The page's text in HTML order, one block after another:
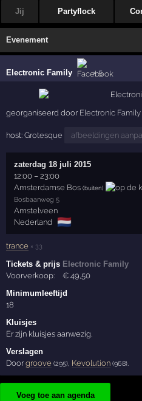
Jij Partyflock
Evenement
Electronic Family × 5
georganiseerd door Electronic Family
host:Grotesque afbeeldingen
zaterdag 18 juli 2015
12:00 –23:00
Amsterdamse Bos (buiten)
Bosbaanweg 5
Amstelveen
Nederland 🇳🇱
trance × 33
Tickets & prijs Electronic Family
Voorverkoop:
€49 ,50
Minimumleeftijd
18
Kluisjes
Er zijn kluisjes aanwezig.
Verslagen
Doorgroove (295), Kevolution (968).
Voeg toe aan agenda